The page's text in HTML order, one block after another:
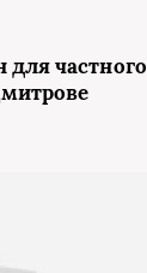
для частного